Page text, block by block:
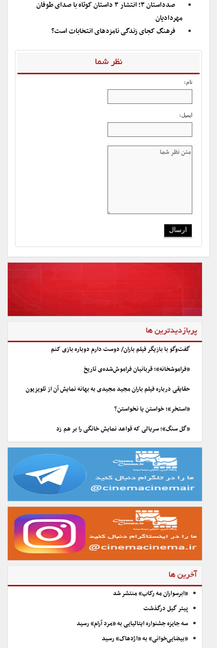
صدداستان ۳؛ انتشار ۳ داستان کوتاه با صدای طوفان
مهردادیان
فرهنگ کجای زندگی نامزدهای انتخابات است؟
نظر شما
نام:
ایمیل:
پربازدیدترین ها
گفت‌وگو با بازیگر فیلم باران/ دوست دارم دوباره بازی کنم
«فراموشخانه»؛ قربانیان فراموش‌شده‌ی تاریخ
حقایقی درباره فیلم باران مجید مجیدی به بهانه نمایش آن از تلویزیون
«استخر»؛ خواستن یا نخواستن؟
«گل سنگ»؛ سریالی که قواعد نمایش خانگی را بر هم زد
آخرین ها
«ابرسواران مه رکاب» منتشر شد
پیتر گیل درگذشت
سه جایزه جشنواره ایتالیایی به «مرد آرام» رسید
«بیضایی‌خوانی» به «اژدهاک» رسید